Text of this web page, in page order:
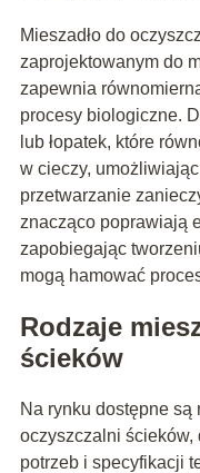
Mieszadło do
zaprojektowanym do
zapewnia
procesy biologiczne.
lub łopatek, które
w cieczy,
przetwarzanie
znacząco poprawiają
zapobiegając
mogą hamować
Rodzaje
ścieków
Na rynku dostępne są
oczyszczalni ścieków,
potrzeb i specyfikacji